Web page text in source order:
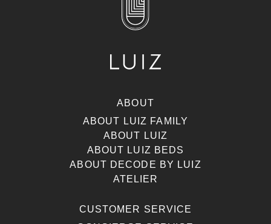
ABOUT
ABOUT LUIZ FAMILY
ABOUT LUIZ
ABOUT LUIZ BEDS
ABOUT DECODE BY LUIZ
ATELIER
CUSTOMER SERVICE